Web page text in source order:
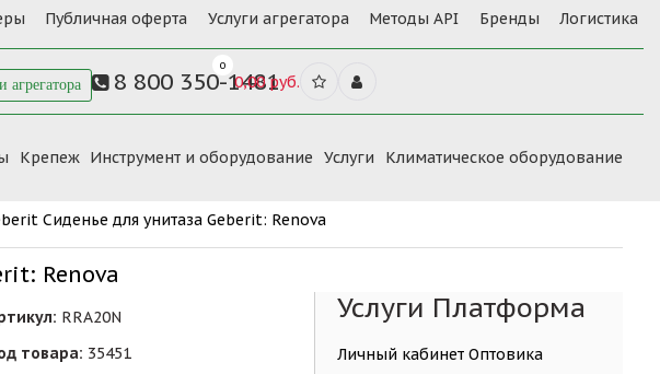
Публичная оферта Услуги агрегатора Методы API Бренды Логистика
агрегатора 8 800 350-1481
0
0,00 руб.
Крепеж Инструмент и оборудование Услуги Климатическое оборудование
Сиденье для унитаза Geberit: Renova
Renova
RRA20N
товара: 35451
Услуги Платформа
Личный кабинет Оптовика